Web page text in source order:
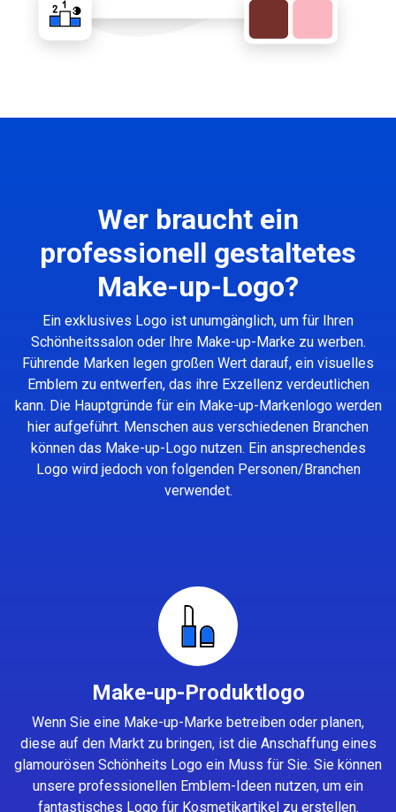
Wer braucht ein
professionell gestaltetes
Make-up-Logo?
Ein exklusives Logo ist unumgänglich, um für Ihren
Schönheitssalon oder Ihre Make-up-Marke zu werben.
Führende Marken legen großen Wert darauf, ein visuelles
Emblem zu entwerfen, das ihre Exzellenz verdeutlichen
kann. Die Hauptgründe für ein Make-up-Markenlogo werden
hier aufgeführt. Menschen aus verschiedenen Branchen
können das Make-up-Logo nutzen. Ein ansprechendes
Logo wird jedoch von folgenden Personen/Branchen
verwendet.
Make-up-Produktlogo
Wenn Sie eine Make-up-Marke betreiben oder planen,
diese auf den Markt zu bringen, ist die Anschaffung eines
glamourösen Schönheits Logo ein Muss für Sie. Sie können
unsere professionellen Emblem-Ideen nutzen, um ein
fantastisches Logo für Kosmetikartikel zu erstellen.